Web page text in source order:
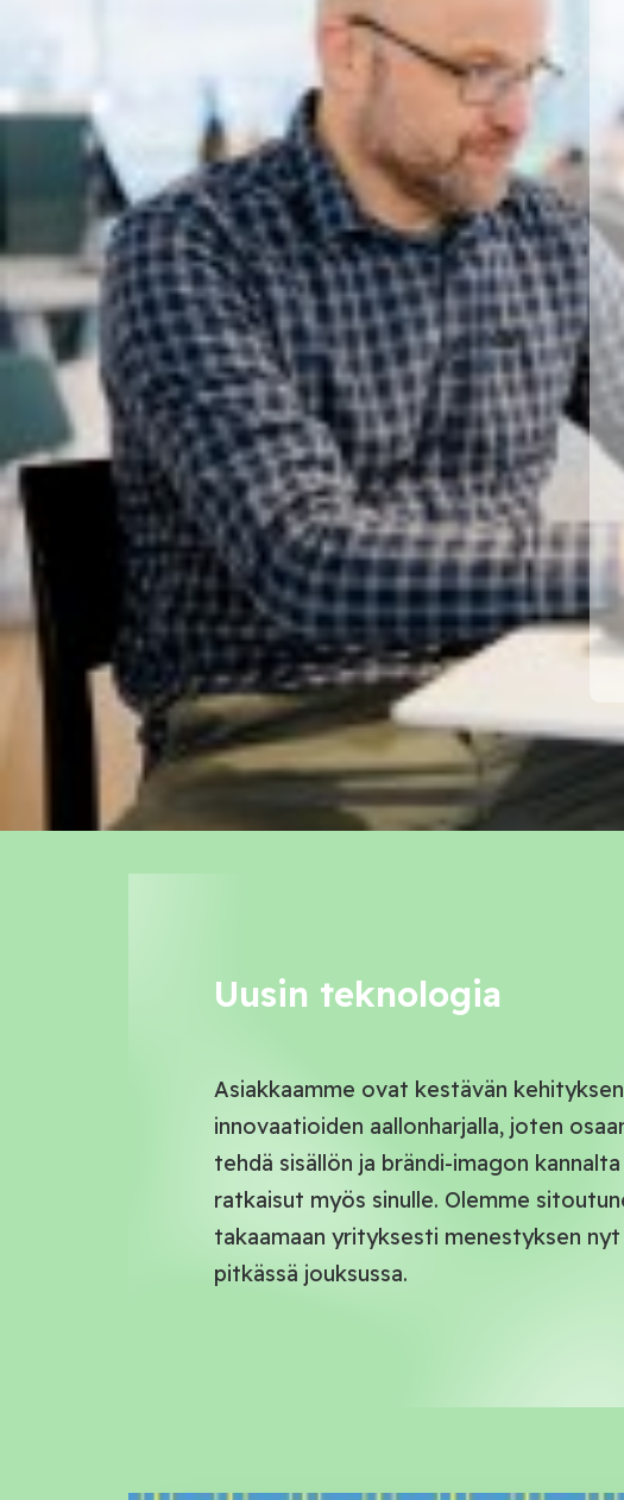
Uusin teknologia
Asiakkaamme ovat kestävän kehityksen
innovaatioiden aallonharjalla, joten
tehdä sisällön ja brändi-imagon
ratkaisut myös sinulle. Olemme
takaamaan yrityksesti menestyksen nyt
pitkässä jouksussa.